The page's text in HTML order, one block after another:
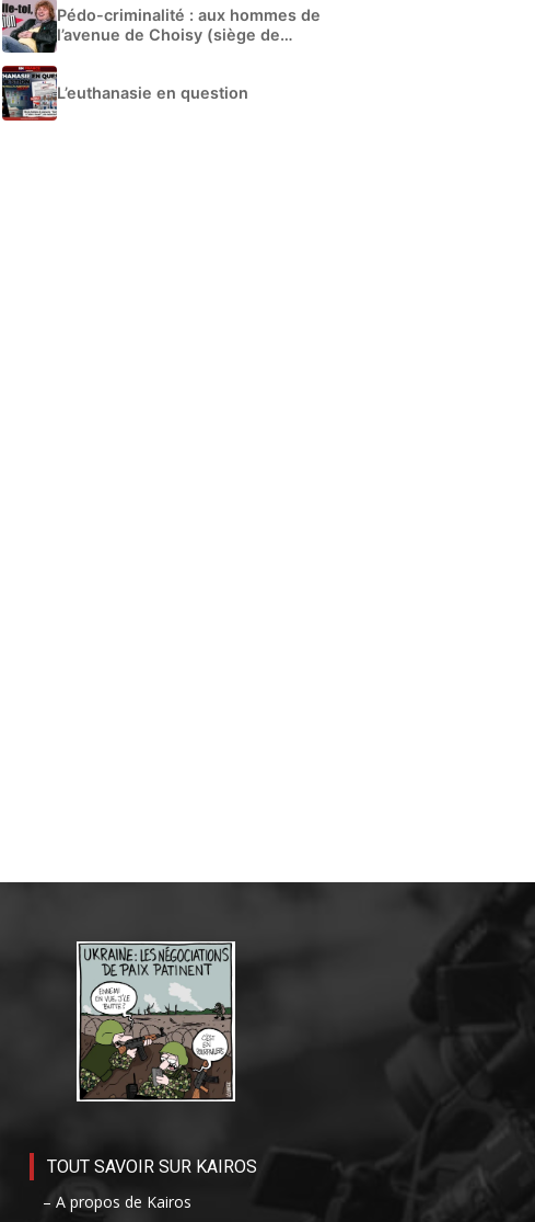
Pédo-criminalité : aux hommes de
l’avenue de Choisy (siège de
L’euthanasie en question
TOUT SAVOIR SUR KAIROS
– A propos de Kairos